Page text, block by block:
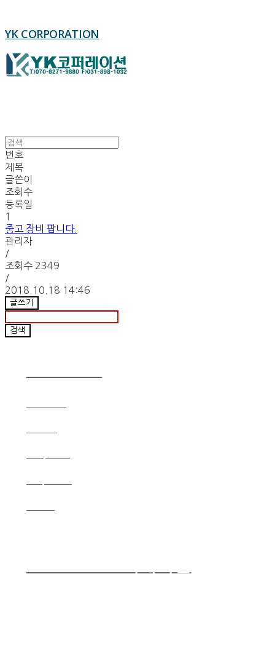
YK CORPORATION
번호
제목
글쓴이
조회수
등록일
1
중고 장비 팝니다.
관리자
/
조회수 2349
/
2018.10.18 14:46
글쓰기
검색